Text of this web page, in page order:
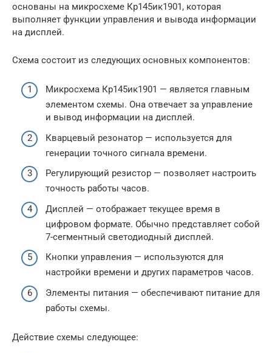
основаны на микросхеме Кр145ик1901, которая
выполняет функции управления и вывода информации
на дисплей.
Схема состоит из следующих основных компонентов:
Микросхема Кр145ик1901 — является главным
элементом схемы. Она отвечает за управление
и вывод информации на дисплей.
Кварцевый резонатор — используется для
генерации точного сигнала времени.
Регулирующий резистор — позволяет настроить
точность работы часов.
Дисплей — отображает текущее время в
цифровом формате. Обычно представляет собой
7-сегментный светодиодный дисплей.
Кнопки управления — используются для
настройки времени и других параметров часов.
Элементы питания — обеспечивают питание для
работы схемы.
Действие схемы следующее: